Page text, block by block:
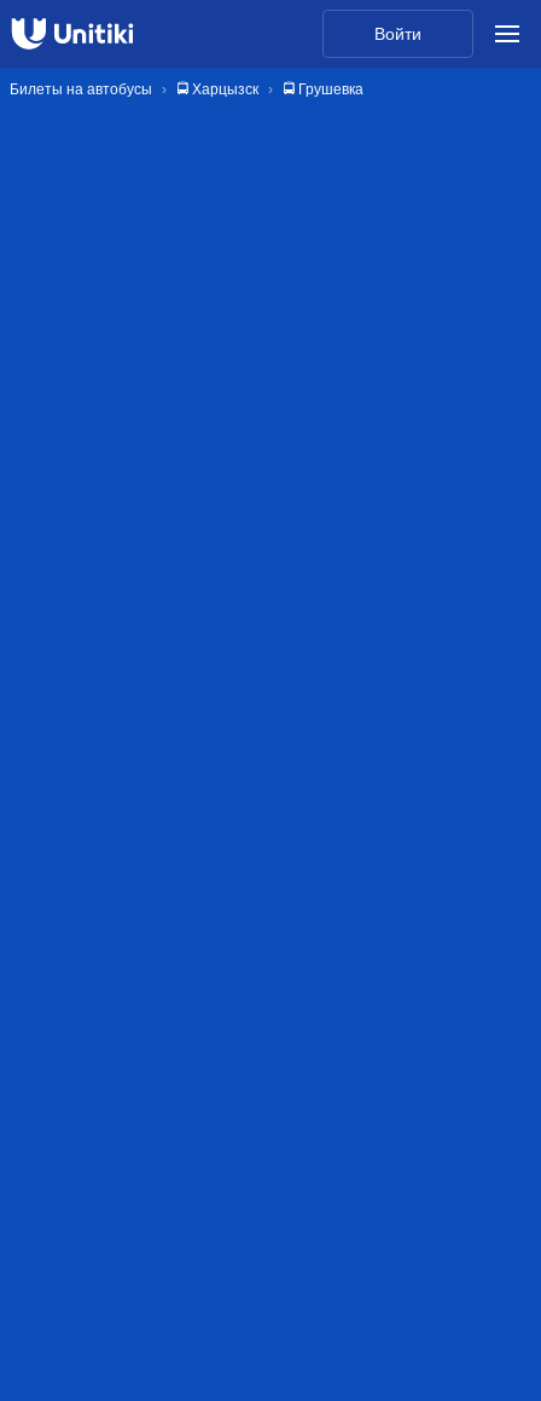
Войти
Билеты на автобусы 🚍 Харцызск 🚍 Грушевка